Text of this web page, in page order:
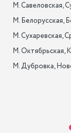
М. Савеловская,
М. Белорусская,
М. Сухаревская,
М. Октябрьская,
М. Дубровка,